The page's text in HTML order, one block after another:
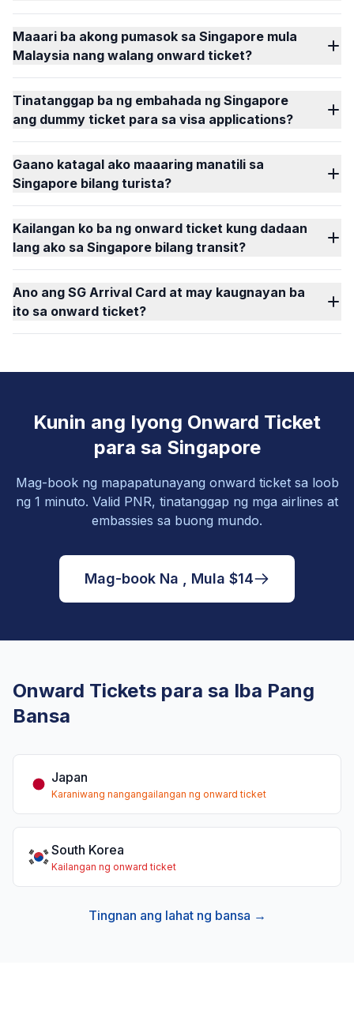
Maaari ba akong pumasok sa Singapore mula
Malaysia nang walang onward ticket?
Tinatanggap ba ng embahada ng Singapore
ang dummy ticket para sa visa applications?
Gaano katagal ako maaaring manatili sa
Singapore bilang turista?
Kailangan ko ba ng onward ticket kung dadaan
lang ako sa Singapore bilang transit?
Ano ang SG Arrival Card at may kaugnayan ba
ito sa onward ticket?
Kunin ang Iyong Onward Ticket
para sa Singapore
Mag-book ng mapapatunayang onward ticket sa loob
ng 1 minuto. Valid PNR, tinatanggap ng mga airlines at
embassies sa buong mundo.
Mag-book Na , Mula $14
Onward Tickets para sa Iba Pang
Bansa
Japan
Karaniwang nangangailangan ng onward ticket
South Korea
Kailangan ng onward ticket
Tingnan ang lahat ng bansa →